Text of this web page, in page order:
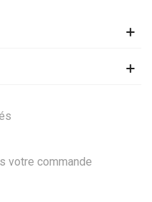
votre commande